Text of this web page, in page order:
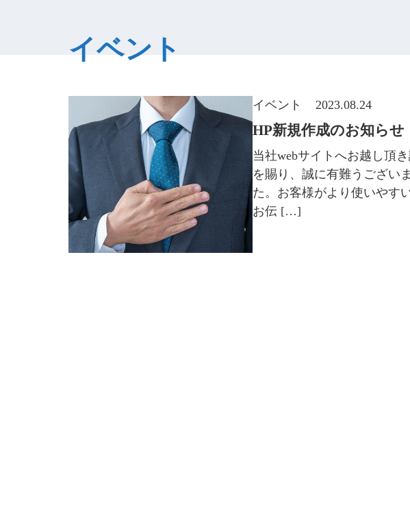
イベント
イベント 2023.08.24
HP新規作成のお知らせ
当社webサイトへお越し頂
を賜り、誠に有難うござい
た。お客様がより使いやす
お伝 […]